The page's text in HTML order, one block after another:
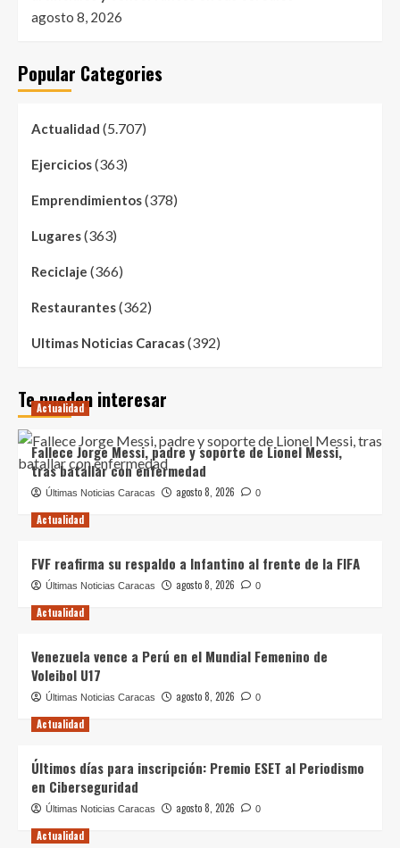
agosto 8, 2026
Popular Categories
Actualidad (5.707)
Ejercicios(363)
Emprendimientos(378)
Lugares(363)
Reciclaje (366)
Restaurantes(362)
Ultimas Noticias Caracas(392)
Te pueden interesar
Actualidad
Fallece Jorge Messi, padre y soporte de Lionel Messi,
tras batallar con enfermedad
Últimas Noticias Caracas agosto 8, 2026 0
Actualidad
FVF reafirma su respaldo a Infantino al frente de la FIFA
Últimas Noticias Caracas agosto 8, 2026 0
Actualidad
Venezuela vence a Perú en el Mundial Femenino de
Voleibol U17
Últimas Noticias Caracas agosto 8, 2026 0
Actualidad
Últimos días para inscripción: Premio ESET al Periodismo
en Ciberseguridad
Últimas Noticias Caracas agosto 8, 2026 0
Actualidad